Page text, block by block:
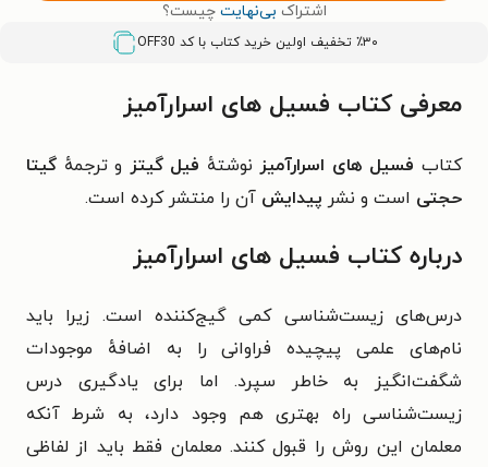
اشتراک بی‌نهایت چیست؟
٪۳۰ تخفیف اولین خرید کتاب با کد OFF30
معرفی کتاب فسیل های اسرارآمیز
کتاب فسیل های اسرارآمیز نوشتهٔ فیل گیتز و ترجمهٔ گیتا
حجتی است و نشر پیدایش آن را منتشر کرده است.
درباره کتاب فسیل های اسرارآمیز
درس‌های زیست‌شناسی کمی گیج‌کننده است. زیرا باید
نام‌های علمی پیچیده فراوانی را به اضافهٔ موجودات
شگفت‌انگیز به خاطر سپرد. اما برای یادگیری درس
زیست‌شناسی راه بهتری هم وجود دارد، به شرط آنکه
معلمان این روش را قبول کنند. معلمان فقط باید از لفاظی